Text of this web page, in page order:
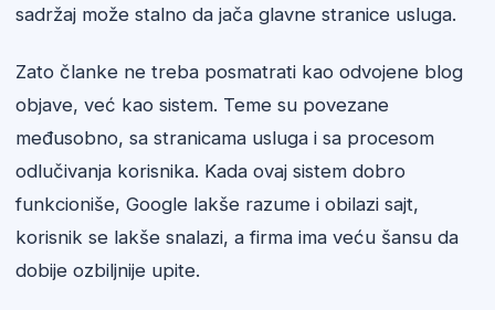
sadržaj može stalno da jača glavne stranice usluga.
Zato članke ne treba posmatrati kao odvojene blog
objave, već kao sistem. Teme su povezane
međusobno, sa stranicama usluga i sa procesom
odlučivanja korisnika. Kada ovaj sistem dobro
funkcioniše, Google lakše razume i obilazi sajt,
korisnik se lakše snalazi, a firma ima veću šansu da
dobije ozbiljnije upite.